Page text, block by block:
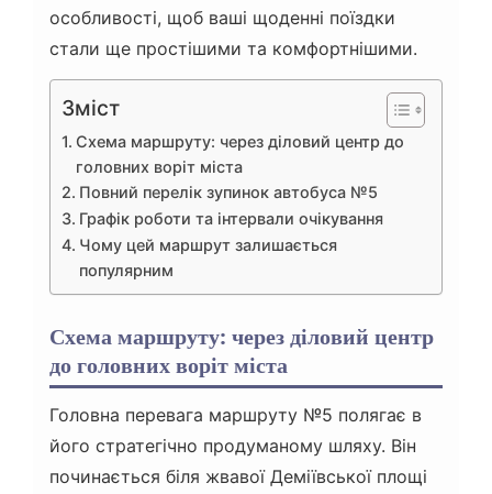
особливості, щоб ваші щоденні поїздки
стали ще простішими та комфортнішими.
Зміст
Схема маршруту: через діловий центр до
головних воріт міста
Повний перелік зупинок автобуса №5
Графік роботи та інтервали очікування
Чому цей маршрут залишається
популярним
Схема маршруту: через діловий центр
до головних воріт міста
Головна перевага маршруту №5 полягає в
його стратегічно продуманому шляху. Він
починається біля жвавої Деміївської площі